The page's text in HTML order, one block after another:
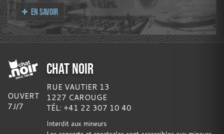
EN SAVOIR
OUVERT
7J/7
CHAT NOIR
RUE VAUTIER 13
1227 CAROUGE
TÉL: +41 22 307 10 40
Interdit aux mineurs